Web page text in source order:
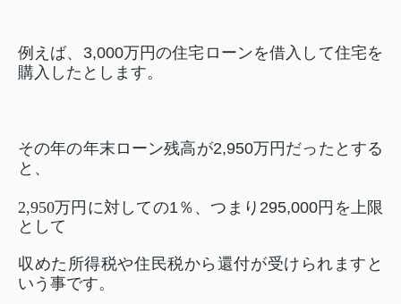
例えば、 3,000万円の住宅ローンを借入して住宅を
購入したとします。
その年の年末ローン残高が2,950万円だったとする
と、
2,950万円に対しての1％、つまり 295,000円を上限
として
収めた所得税や住民税から還付が受けられますと
いう事です。